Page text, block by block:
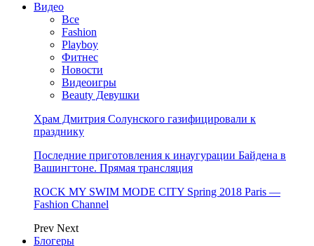
Видео
Все
Fashion
Playboy
Фитнес
Новости
Видеоигры
Beauty Девушки
Храм Дмитрия Солунского газифицировали к
празднику
Последние приготовления к инаугурации Байдена в
Вашингтоне. Прямая трансляция
ROCK MY SWIM MODE CITY Spring 2018 Paris —
Fashion Channel
Prev Next
Блогеры